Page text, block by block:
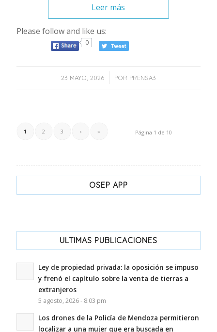
Leer más
Please follow and like us:
0
23 MAYO, 2026
/ POR PRENSA3
Página 1 de 10
1 2 3 › »
OSEP APP
ULTIMAS PUBLICACIONES
Ley de propiedad privada: la oposición se impuso
y frenó el capítulo sobre la venta de tierras a
extranjeros
5 agosto, 2026 - 8:03 pm
Los drones de la Policía de Mendoza permitieron
localizar a una mujer que era buscada en